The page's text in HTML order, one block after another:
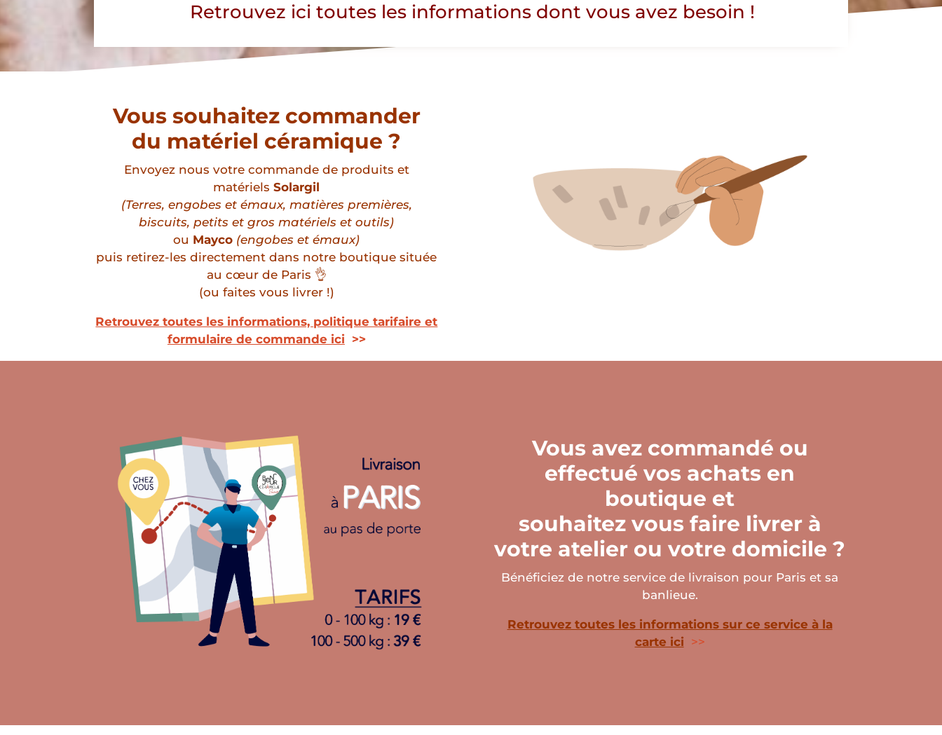
Retrouvez ici toutes les informations dont vous avez besoin !
Vous souhaitez commander
du matériel céramique ?
Envoyez nous votre commande de produits et
matérielsSolargil
(Terres, engobes et émaux, matières premières,
biscuits, petits et gros matériels et outils)
ou Mayco (engobes et émaux)
puis retirez-les directement dans notre boutique située
au cœur de Paris 👌
(ou faites vous livrer !)
Retrouvez toutes les informations, politique tarifaire et
formulaire de commande ici >>
Vous avez commandé ou
effectué vos achats en
boutique et
souhaitez vous faire livrer à
votre atelier ou votre domicile ?
Bénéficiez de notre service de livraison pour Paris et sa
banlieue.
Retrouvez toutes les informations sur ce service à la
carte ici >>